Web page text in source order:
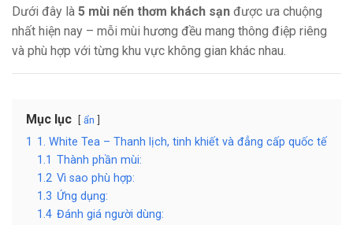
Dưới đây là 5 mùi nến thơm khách sạn được ưa chuộng
nhất hiện nay – mỗi mùi hương đều mang thông điệp riêng
và phù hợp với từng khu vực không gian khác nhau.
Mục lục ẩn
1 1. White Tea – Thanh lịch, tinh khiết và đẳng cấp quốc tế
1.1 Thành phần mùi:
1.2 Vì sao phù hợp:
1.3 Ứng dụng:
1.4 Đánh giá người dùng: